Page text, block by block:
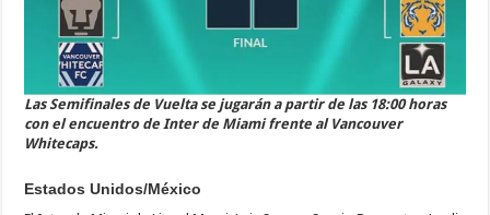
Las Semifinales de Vuelta se jugarán a partir de las 18:00 horas
con el encuentro de Inter de Miami frente al Vancouver
Whitecaps.
Estados Unidos/México